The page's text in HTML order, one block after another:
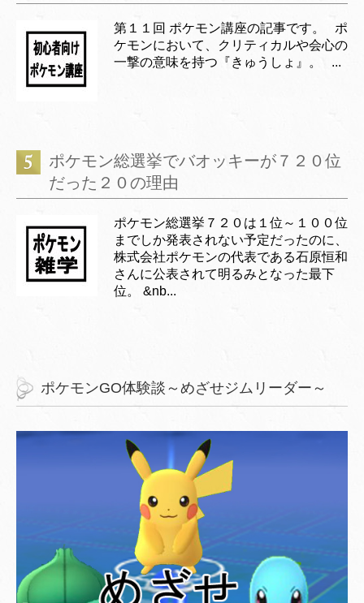
第１１回 ポケモン講座の記事です。 ポ
ケモンにおいて、クリティカルや会心の
一撃の意味を持つ『きゅうしょ』。 ...
ポケモン総選挙でバオッキーが７２０位
だった２０の理由
ポケモン総選挙７２０は１位～１００位
までしか発表されない予定だったのに、
株式会社ポケモンの代表である石原恒和
さんに公表されて明るみとなった最下
位。 &nb...
ポケモンGO体験談～めざせジムリーダー～